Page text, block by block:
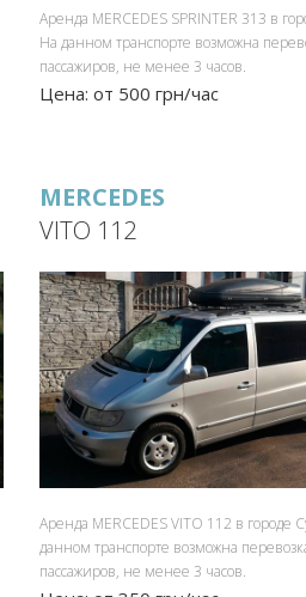
Аренда MERCEDES SPRINTER 313 в
На данном транспорте возможна
пассажиров, не менее 3 часов.
Цена: от 500 грн/час
MERCEDES
VITO 112
Аренда MERCEDES VITO 112 в городе
данном транспорте возможна
пассажиров, не менее 3 часов.